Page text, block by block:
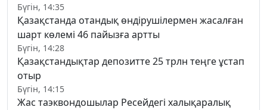
Бүгін, 14:35
Қазақстанда отандық өндірушілермен жасалған
шарт көлемі 46 пайызға артты
Бүгін, 14:28
Қазақстандықтар депозитте 25 трлн теңге ұстап
отыр
Бүгін, 14:15
Жас таэквондошылар Ресейдегі халықаралық